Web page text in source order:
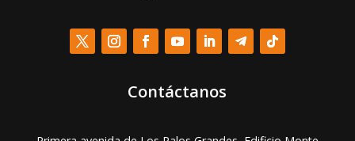
Contáctanos